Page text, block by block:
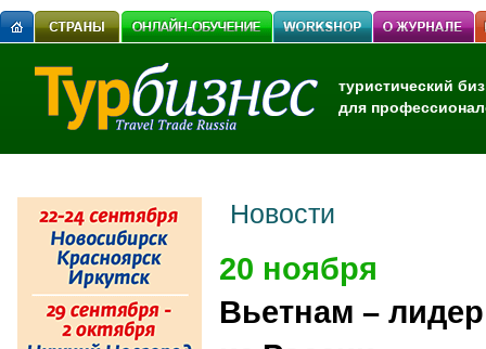
туристический
для
Новости
20 ноября
Вьетнам –